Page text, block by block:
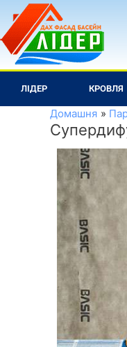
Перейти
вмісту
ЛІДЕР КРОВЛЯ
Домашня